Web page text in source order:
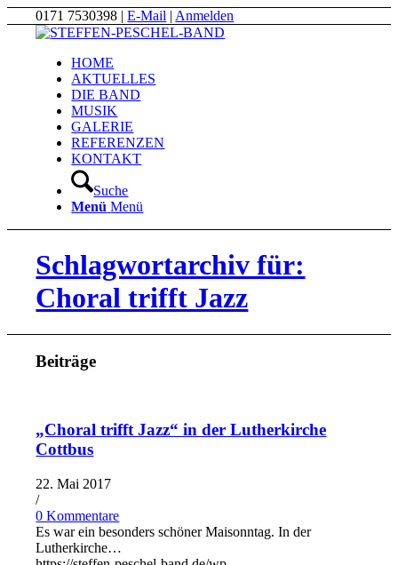
0171 7530398 |E-Mail | Anmelden
HOME
AKTUELLES
DIE BAND
MUSIK
GALERIE
REFERENZEN
KONTAKT
Suche
Menü Menü
Schlagwortarchiv für:
Choral trifft Jazz
Beiträge
„Choral trifft Jazz“ in der Lutherkirche
Cottbus
22. Mai 2017
/
0 Kommentare
Es war ein besonders schöner Maisonntag. In der
Lutherkirche…